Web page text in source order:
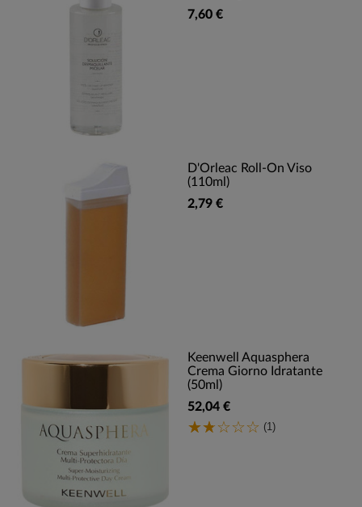
7,60 €
D'Orleac Roll-On Viso
(110ml)
2,79 €
Keenwell Aquasphera
Crema Giorno Idratante
(50ml)
52,04 €
(1)